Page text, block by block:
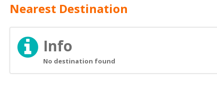
Nearest Destination
Info
No destination found